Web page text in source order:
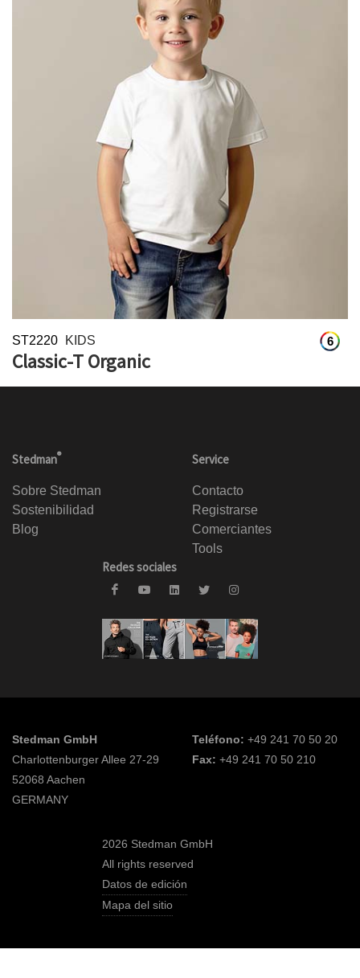
6
ST2220 KIDS
Classic-T Organic
Stedman®
Sobre Stedman
Sostenibilidad
Blog
Service
Contacto
Registrarse
Comerciantes
Tools
Redes sociales
Stedman GmbH
Charlottenburger Allee 27-29
52068 Aachen
GERMANY
Teléfono: +49 241 70 50 20
Fax: +49 241 70 50 210
2026 Stedman GmbH
All rights reserved
Datos de edición
Mapa del sitio